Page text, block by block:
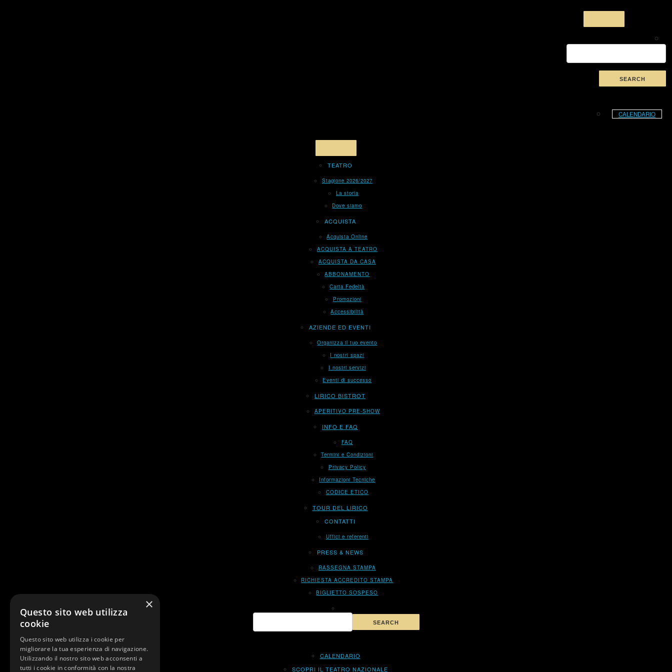
CALENDARIO
TEATRO
Stagione 2026/2027
La storia
Dove siamo
ACQUISTA
Acquista Online
ACQUISTA A TEATRO
ACQUISTA DA CASA
ABBONAMENTO
Carta Fedeltà
Promozioni
Accessibilità
AZIENDE ED EVENTI
Organizza il tuo evento
I nostri spazi
I nostri servizi
Eventi di successo
LIRICO BISTROT
APERITIVO PRE-SHOW
INFO E FAQ
FAQ
Termini e Condizioni
Privacy Policy
Informazioni Tecniche
CODICE ETICO
TOUR DEL LIRICO
CONTATTI
Uffici e referenti
PRESS & NEWS
RASSEGNA STAMPA
RICHIESTA ACCREDITO STAMPA
BIGLIETTO SOSPESO
CALENDARIO
SCOPRI IL TEATRO NAZIONALE
×
Questo sito web utilizza
cookie
Questo sito web utilizza i cookie per
migliorare la tua esperienza di navigazione.
Utilizzando il nostro sito web acconsenti a
tutti i cookie in conformità con la nostra